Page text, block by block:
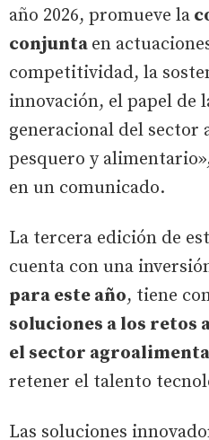
año 2026, promueve la
conjunta en
competitividad, la
innovación, el papel de
generacional del sector
pesquero y
en un comunicado.
La tercera edición de
cuenta con una
para este año, tiene
soluciones a los retos
el sector
retener el talento
Las soluciones